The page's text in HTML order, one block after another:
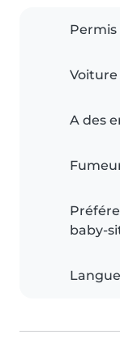
Voiture
A des
baby-